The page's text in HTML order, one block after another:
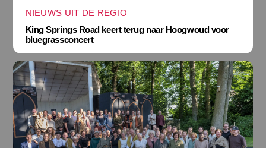
NIEUWS UIT DE REGIO
King Springs Road keert terug naar Hoogwoud voor
bluegrassconcert